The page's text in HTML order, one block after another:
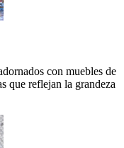
con muebles de
que reflejan la grandeza